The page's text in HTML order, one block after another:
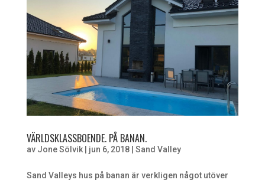
VÄRLDSKLASSBOENDE. PÅ BANAN.
av Jone Sölvik| jun 6, 2018| Sand Valley
Sand Valleys hus på banan är verkligen något utöver